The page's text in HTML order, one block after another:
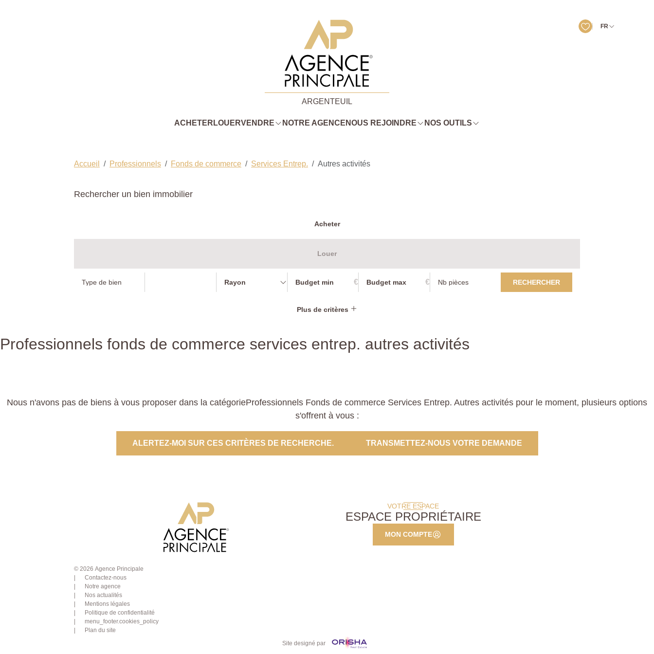
FR
ARGENTEUIL
ACHETER LOUERVENDRE NOTRE AGENCE NOUS REJOINDRE NOS OUTILS
Accueil Professionnels Fonds de commerce Services Entrep. Autres activités
Rechercher un bien immobilier
Acheter
Louer
Rayon € € RECHERCHER
Plus de critères
Professionnels fonds de commerce services entrep. autres activités
Nous n'avons pas de biens à vous proposer dans la catégorieProfessionnels Fonds de commerce Services Entrep. Autres activités pour le moment, plusieurs options
s'offrent à vous :
ALERTEZ-MOI SUR CES CRITÈRES DE RECHERCHE. TRANSMETTEZ-NOUS VOTRE DEMANDE
VOTRE ESPACE
ESPACE PROPRIÉTAIRE
MON COMPTE
© 2026 Agence Principale
Contactez-nous
Notre agence
Nos actualités
Mentions légales
Politique de confidentialité
menu_footer.cookies_policy
Plan du site
Site designé par